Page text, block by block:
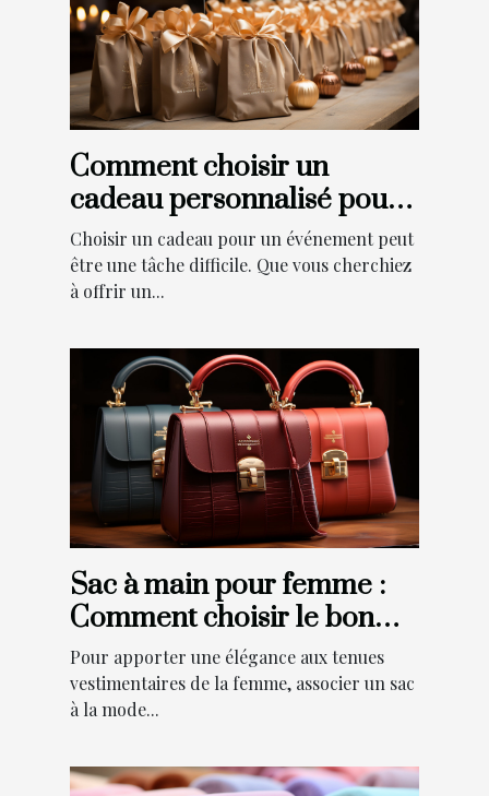
Comment choisir un
cadeau personnalisé pour
un événement ?
Choisir un cadeau pour un événement peut
être une tâche difficile. Que vous cherchiez
à offrir un...
Sac à main pour femme :
Comment choisir le bon
modèle pour votre
élégance ?
Pour apporter une élégance aux tenues
vestimentaires de la femme, associer un sac
à la mode...